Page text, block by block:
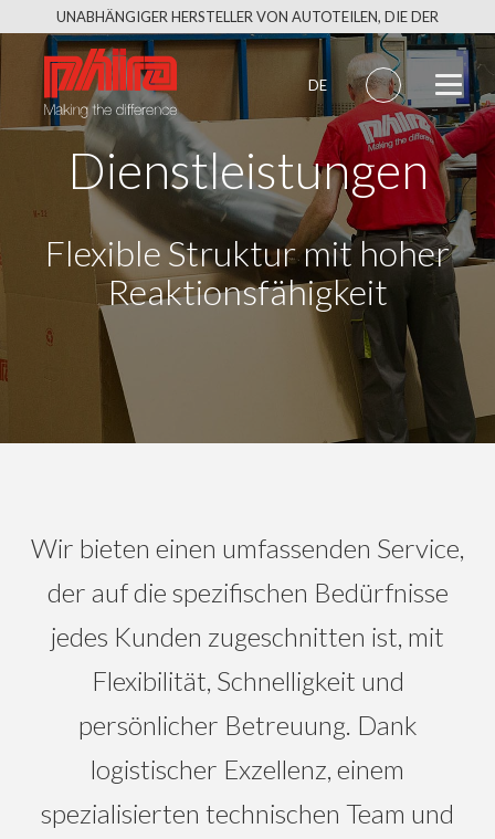
Skip
to
UNABHÄNGIGER HERSTELLER VON AUTOTEILEN, DIE DER
URSPRÜNGLICHEN QUALITÄT ENTSPRECHEN
DE
Dienstleistungen
Flexible Struktur mit hoher
Reaktionsfähigkeit
Wir bieten einen umfassenden Service,
der auf die spezifischen Bedürfnisse
jedes Kunden zugeschnitten ist, mit
Flexibilität, Schnelligkeit und
persönlicher Betreuung. Dank
logistischer Exzellenz, einem
spezialisierten technischen Team und